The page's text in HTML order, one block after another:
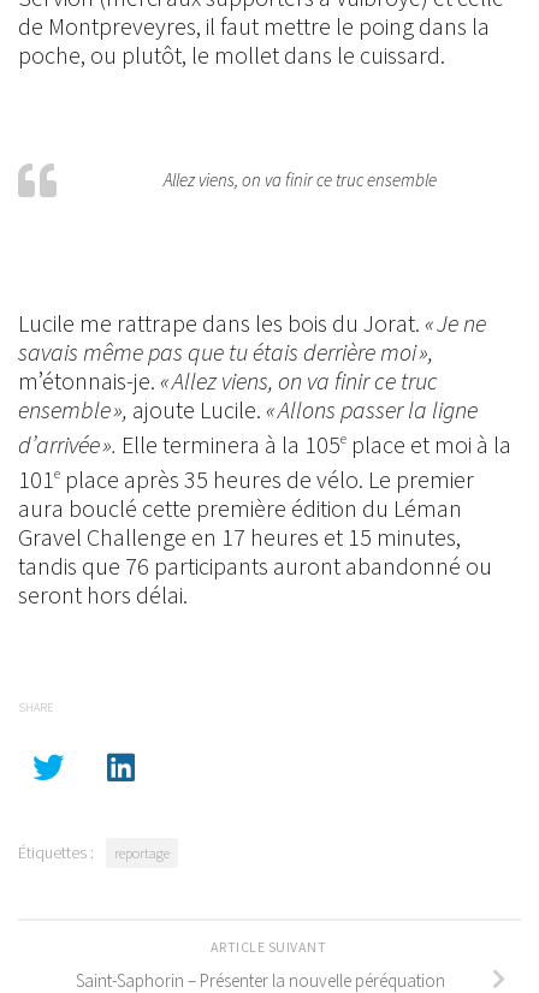
de Montpreveyres, il faut mettre le poing dans la
poche, ou plutôt, le mollet dans le cuissard.
Allez viens, on va finir ce truc ensemble
Lucile me rattrape dans les bois du Jorat. « Je ne
savais même pas que tu étais derrière moi »,
m’étonnais-je. « Allez viens, on va finir ce truc
ensemble », ajoute Lucile. « Allons passer la ligne
d’arrivée ». Elle terminera à la 105e place et moi à la
101 e place après 35 heures de vélo. Le premier
aura bouclé cette première édition du Léman
Gravel Challenge en 17 heures et 15 minutes,
tandis que 76 participants auront abandonné ou
seront hors délai.
SHARE
Étiquettes : reportage
ARTICLE SUIVANT
Saint-Saphorin – Présenter la nouvelle péréquation